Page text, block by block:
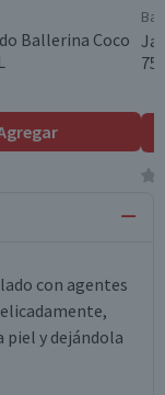
Ballerina Coco
con agentes
y dejándola